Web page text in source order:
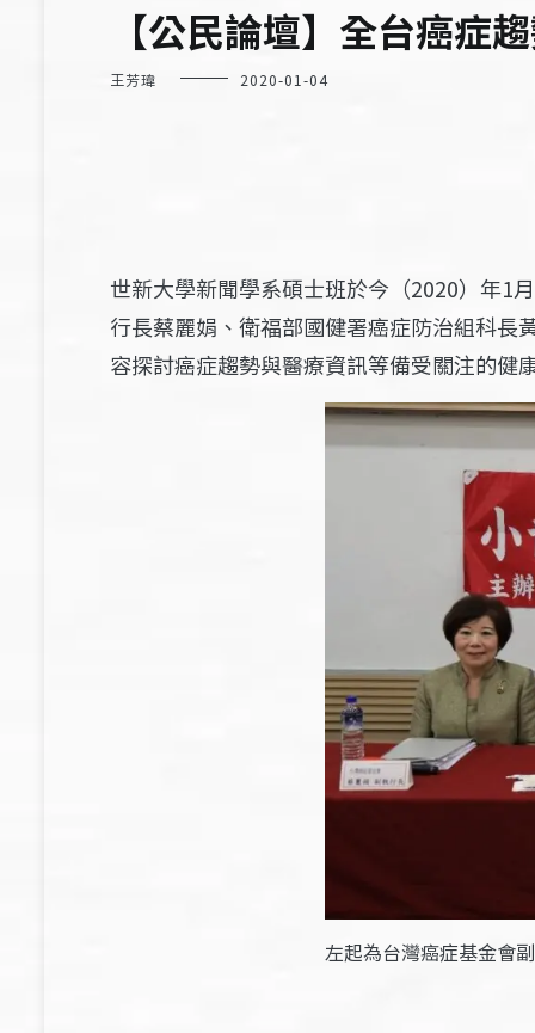
【公民論壇】全台癌症
王芳瑋 2020-01-04
世新大學新聞學系碩士班於今（2020）年1
行長蔡麗娟、衛福部國健署癌症防治組科長
容探討癌症趨勢與醫療資訊等備受關注的健
左起為台灣癌症基金會